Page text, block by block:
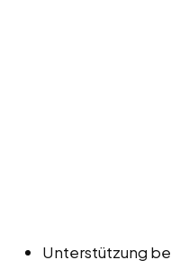
Unterstützung